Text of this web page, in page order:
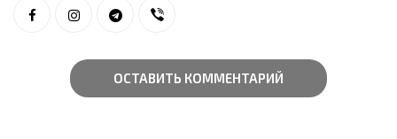
ОСТАВИТЬ КОММЕНТАРИЙ